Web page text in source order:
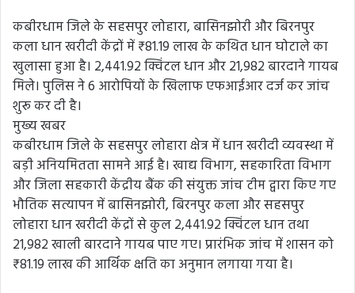
कबीरधाम जिले के सहसपुर लोहारा, बासिनझोरी और बिरनपुर
कला धान खरीदी केंद्रों में ₹81.19 लाख के कथित धान घोटाले का
खुलासा हुआ है। 2,441.92 क्विंटल धान और 21,982 बारदाने गायब
मिले। पुलिस ने 6 आरोपियों के खिलाफ एफआईआर दर्ज कर जांच
शुरू कर दी है।
मुख्य खबर
कबीरधाम जिले के सहसपुर लोहारा क्षेत्र में धान खरीदी व्यवस्था में
बड़ी अनियमितता सामने आई है। खाद्य विभाग, सहकारिता विभाग
और जिला सहकारी केंद्रीय बैंक की संयुक्त जांच टीम द्वारा किए गए
भौतिक सत्यापन में बासिनझोरी, बिरनपुर कला और सहसपुर
लोहारा धान खरीदी केंद्रों से कुल 2,441.92 क्विंटल धान तथा
21,982 खाली बारदाने गायब पाए गए। प्रारंभिक जांच में शासन को
₹81.19 लाख की आर्थिक क्षति का अनुमान लगाया गया है।